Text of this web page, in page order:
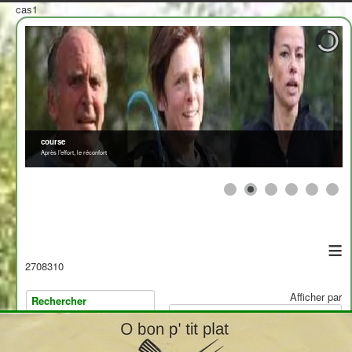
cas1
course
Après l'effort, le réconfort
≡
2708310
Afficher par
>
<